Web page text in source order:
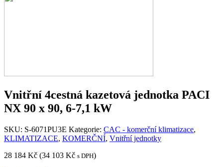
Vnitřní 4cestná kazetová jednotka PACI
NX 90 x 90, 6-7,1 kW
SKU: S-6071PU3E Kategorie: CAC - komerční klimatizace,
KLIMATIZACE, KOMERČNÍ, Vnitřní jednotky
28 184 Kč (34 103 Kč s DPH)